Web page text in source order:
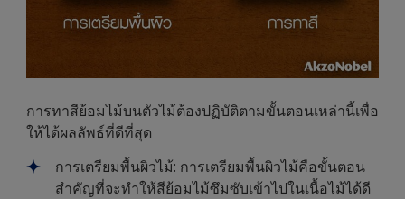
การทาสีย้อมไม้บนตัวไม้ต้องปฏิบัติตามขั้นตอนเหล่านี้เพื่อ
ให้ได้ผลลัพธ์ที่ดีที่สุด
การเตรียมพื้นผิวไม้: การเตรียมพื้นผิวไม้คือขั้นตอน
สำคัญที่จะทำให้สีย้อมไม้ซึมซับเข้าไปในเนื้อไม้ได้ดี